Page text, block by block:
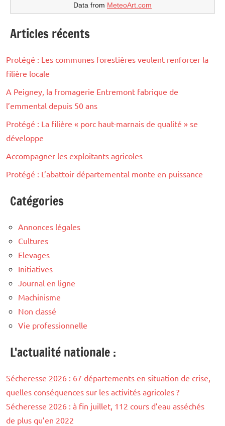
Data from MeteoArt.com
Articles récents
Protégé : Les communes forestières veulent renforcer la
filière locale
A Peigney, la fromagerie Entremont fabrique de
l’emmental depuis 50 ans
Protégé : La filière « porc haut-marnais de qualité » se
développe
Accompagner les exploitants agricoles
Protégé : L’abattoir départemental monte en puissance
Catégories
Annonces légales
Cultures
Elevages
Initiatives
Journal en ligne
Machinisme
Non classé
Vie professionnelle
L'actualité nationale :
Sécheresse 2026 : 67 départements en situation de crise,
quelles conséquences sur les activités agricoles ?
Sécheresse 2026 : à fin juillet, 112 cours d’eau asséchés
de plus qu’en 2022